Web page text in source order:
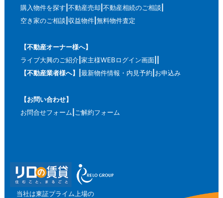
購入物件を探す 不動産売却 不動産相続のご相談
空き家のご相談 収益物件 無料物件査定
【不動産オーナー様へ】
ライブ大興のご紹介 家主様WEBログイン画面
【不動産業者様へ】
最新物件情報・内見予約 お申込み
【お問い合わせ】
お問合せフォーム ご解約フォーム
当社は東証プライム上場の